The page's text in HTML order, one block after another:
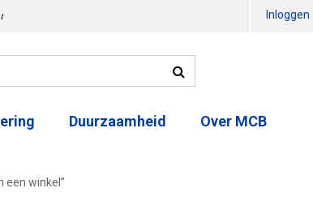
Inloggen
Duurzaamheid Over MCB
een winkel”